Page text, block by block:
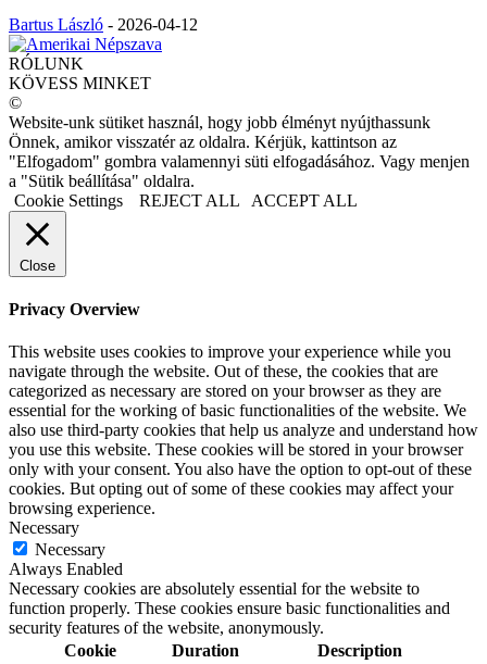
Bartus László - 2026-04-12
RÓLUNK
KÖVESS MINKET
©
Website-unk sütiket használ, hogy jobb élményt nyújthassunk
Önnek, amikor visszatér az oldalra. Kérjük, kattintson az
"Elfogadom" gombra valamennyi süti elfogadásához. Vagy menjen
a "Sütik beállítása" oldalra.
Cookie Settings
REJECT ALL ACCEPT ALL
Close
Privacy Overview
This website uses cookies to improve your experience while you
navigate through the website. Out of these, the cookies that are
categorized as necessary are stored on your browser as they are
essential for the working of basic functionalities of the website. We
also use third-party cookies that help us analyze and understand how
you use this website. These cookies will be stored in your browser
only with your consent. You also have the option to opt-out of these
cookies. But opting out of some of these cookies may affect your
browsing experience.
Necessary
Necessary
Always Enabled
Necessary cookies are absolutely essential for the website to
function properly. These cookies ensure basic functionalities and
security features of the website, anonymously.
Cookie
Duration Description